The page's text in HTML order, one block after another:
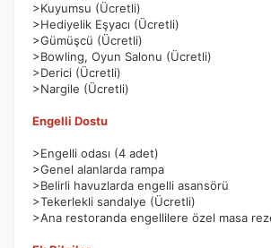
İstatistik Çerezleri
ölçeriz. Hangi sayfaların popüler
yardımcı olur.
>Kuyumsu (Ücretli)
>Hediyelik Eşyacı (Ücretli)
>Gümüşcü (Ücretli)
>Bowling, Oyun Salonu (Ücretli)
>Derici (Ücretli)
>Nargile (Ücretli)
Engelli Dostu
>Engelli odası (4 adet)
>Genel alanlarda rampa
>Belirli havuzlarda engelli asansörü
>Tekerlekli sandalye (Ücretli)
>Ana restoranda engellilere özel masa